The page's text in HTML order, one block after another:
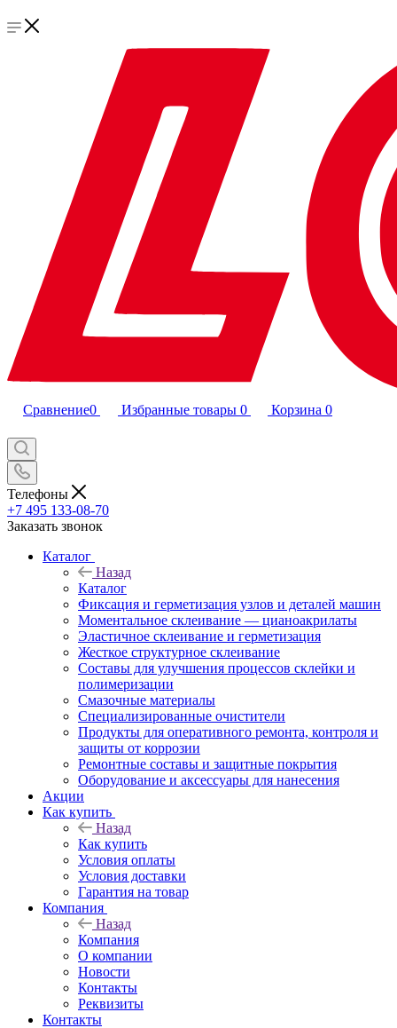
Сравнение0 Избранные товары 0 Корзина 0
Телефоны
+7 495 133-08-70
Заказать звонок
Каталог
Назад
Каталог
Фиксация и герметизация узлов и деталей машин
Моментальное склеивание — цианоакрилаты
Эластичное склеивание и герметизация
Жесткое структурное склеивание
Составы для улучшения процессов склейки и
полимеризации
Смазочные материалы
Специализированные очистители
Продукты для оперативного ремонта, контроля и
защиты от коррозии
Ремонтные составы и защитные покрытия
Оборудование и аксессуары для нанесения
Акции
Как купить
Назад
Как купить
Условия оплаты
Условия доставки
Гарантия на товар
Компания
Назад
Компания
О компании
Новости
Контакты
Реквизиты
Контакты